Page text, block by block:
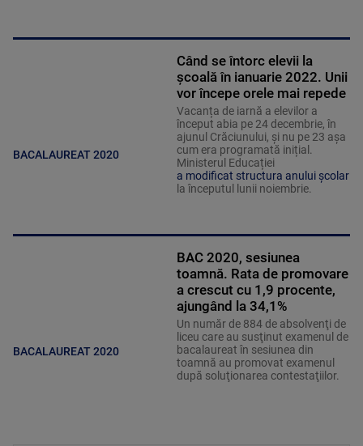
BACALAUREAT 2020
Când se întorc elevii la
şcoală în ianuarie 2022. Unii
vor începe orele mai repede
Vacanța de iarnă a elevilor a
început abia pe 24 decembrie, în
ajunul Crăciunului, și nu pe 23 așa
cum era programată inițial.
Ministerul Educației
a modificat structura anului școlar
la începutul lunii noiembrie.
BACALAUREAT 2020
BAC 2020, sesiunea
toamnă. Rata de promovare
a crescut cu 1,9 procente,
ajungând la 34,1%
Un număr de 884 de absolvenţi de
liceu care au susţinut examenul de
bacalaureat în sesiunea din
toamnă au promovat examenul
după soluţionarea contestaţiilor.